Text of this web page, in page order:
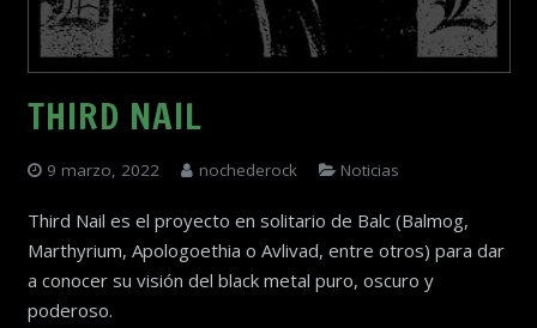
THIRD NAIL
9 marzo, 2022 nochederock Noticias
Third Nail es el proyecto en solitario de Balc (Balmog,
Marthyrium, Apologoethia o Avlivad, entre otros) para dar
a conocer su visión del black metal puro, oscuro y
poderoso.